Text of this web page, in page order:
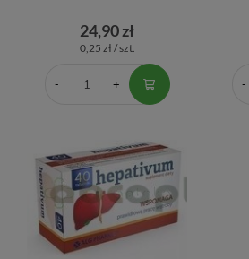
24,90 zł
0,25 zł / szt.